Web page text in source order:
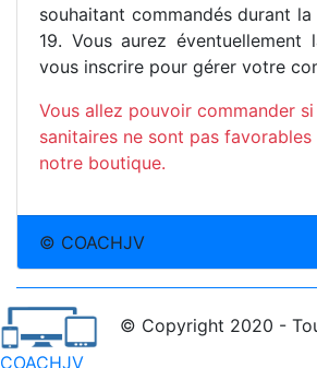
souhaitant commandés durant
19. Vous aurez éventuellement
vous inscrire pour gérer votre
Vous allez pouvoir commander
sanitaires ne sont pas
notre boutique.
© COACHJV
© Copyright 2020 -
COACHJV